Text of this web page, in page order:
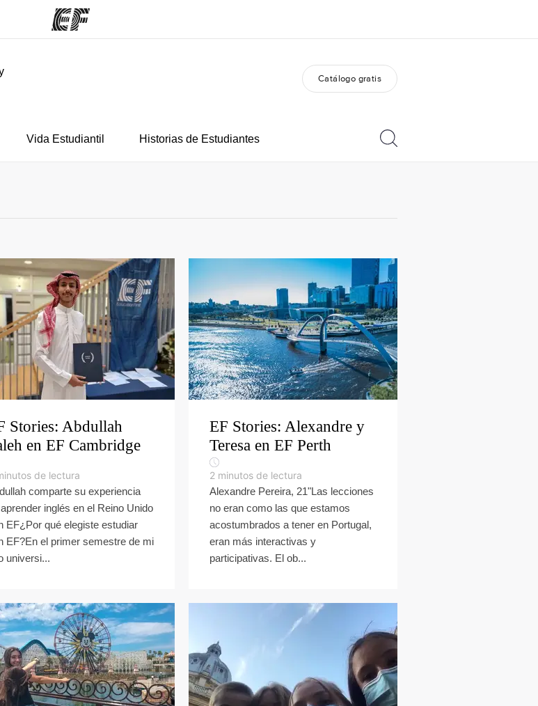
Trabajos
Catálogo gratis
Vida Estudiantil Historias de Estudiantes
Stories: Abdullah
en EF Cambridge
de lectura
comparte su experiencia
inglés en el Reino Unido
EF¿Por qué elegiste estudiar
EF?En el primer semestre de mi
universi...
EF Stories: Alexandre y
Teresa en EF Perth
2 minutos de lectura
Alexandre Pereira, 21"Las lecciones
no eran como las que estamos
acostumbrados a tener en Portugal,
eran más interactivas y
participativas. El ob...